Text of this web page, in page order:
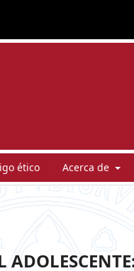
ético Acerca de